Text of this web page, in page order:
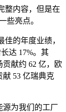
整内容，但是在
些亮点。
佳的年度业绩，
达 17%。其
贡献约 62 亿，欧
献 53 亿瑞典克
源为我们的工厂